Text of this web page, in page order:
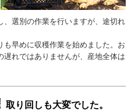
選別の作業を行いますが、途切れ
早めに収穫作業を始めました。お
れではありませんが、産地全体は
取り回しも大変でした。